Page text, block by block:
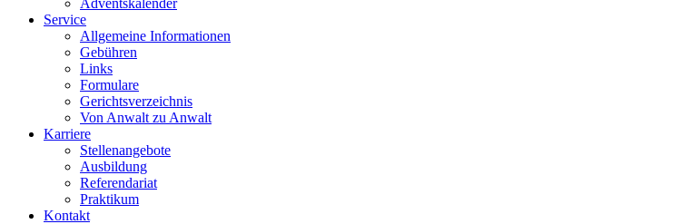
Adventskalender
Service
Allgemeine Informationen
Gebühren
Links
Formulare
Gerichtsverzeichnis
Von Anwalt zu Anwalt
Karriere
Stellenangebote
Ausbildung
Referendariat
Praktikum
Kontakt